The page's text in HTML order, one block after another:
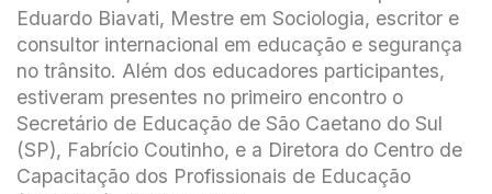
Eduardo Biavati, Mestre em Sociologia, escritor e
consultor internacional em educação e segurança
no trânsito. Além dos educadores participantes,
estiveram presentes no primeiro encontro o
Secretário de Educação de São Caetano do Sul
(SP), Fabrício Coutinho, e a Diretora do Centro de
Capacitação dos Profissionais de Educação